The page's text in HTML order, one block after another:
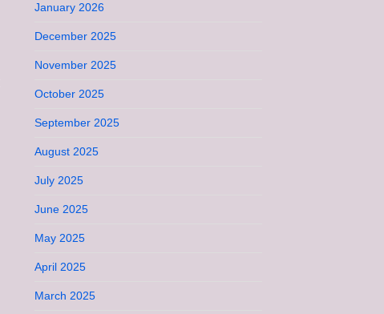
January 2026
December 2025
November 2025
October 2025
September 2025
August 2025
July 2025
June 2025
May 2025
April 2025
March 2025